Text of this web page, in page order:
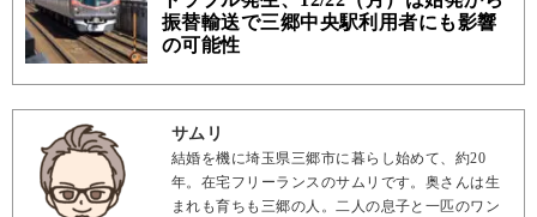
振替輸送で三郷中央駅利用者にも影響
の可能性
サムリ
結婚を機に埼玉県三郷市に暮らし始めて、約20
年。在宅フリーランスのサムリです。奥さんは生
まれも育ちも三郷の人。二人の息子と一匹のワン